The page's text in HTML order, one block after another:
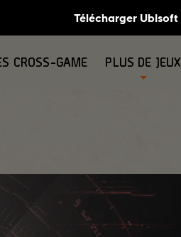
CROSS-GAME PLUS DE JEUX